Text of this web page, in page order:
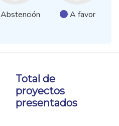
Abstención A favor
Total de
proyectos
presentados